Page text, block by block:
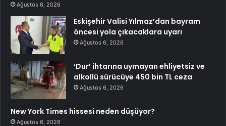
Ağustos 6, 2026
Eskişehir Valisi Yılmaz’dan bayram
öncesi yola çıkacaklara uyarı
Ağustos 6, 2026
‘Dur’ ihtarına uymayan ehliyetsiz ve
alkollü sürücüye 450 bin TL ceza
Ağustos 6, 2026
New York Times hissesi neden düşüyor?
Ağustos 6, 2026